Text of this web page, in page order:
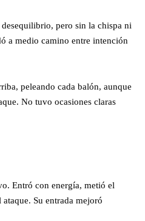
pero sin la chispa ni
a medio camino entre intención
peleando cada balón, aunque
No tuvo ocasiones claras
Entró con energía, metió el
Su entrada mejoró